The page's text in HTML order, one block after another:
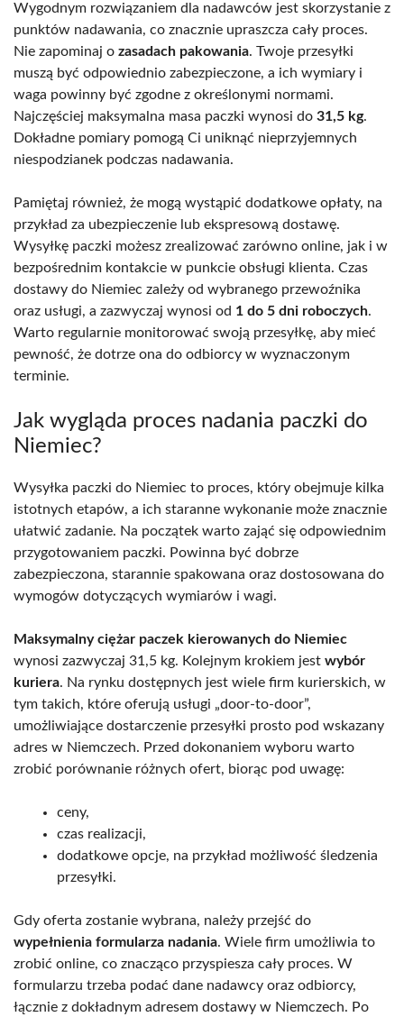
Wygodnym rozwiązaniem dla nadawców jest skorzystanie z
punktów nadawania, co znacznie upraszcza cały proces.
Nie zapominaj o zasadach pakowania. Twoje przesyłki
muszą być odpowiednio zabezpieczone, a ich wymiary i
waga powinny być zgodne z określonymi normami.
Najczęściej maksymalna masa paczki wynosi do 31,5 kg.
Dokładne pomiary pomogą Ci uniknąć nieprzyjemnych
niespodzianek podczas nadawania.
Pamiętaj również, że mogą wystąpić dodatkowe opłaty, na
przykład za ubezpieczenie lub ekspresową dostawę.
Wysyłkę paczki możesz zrealizować zarówno online, jak i w
bezpośrednim kontakcie w punkcie obsługi klienta. Czas
dostawy do Niemiec zależy od wybranego przewoźnika
oraz usługi, a zazwyczaj wynosi od 1 do 5 dni roboczych.
Warto regularnie monitorować swoją przesyłkę, aby mieć
pewność, że dotrze ona do odbiorcy w wyznaczonym
terminie.
Jak wygląda proces nadania paczki do
Niemiec?
Wysyłka paczki do Niemiec to proces, który obejmuje kilka
istotnych etapów, a ich staranne wykonanie może znacznie
ułatwić zadanie. Na początek warto zająć się odpowiednim
przygotowaniem paczki. Powinna być dobrze
zabezpieczona, starannie spakowana oraz dostosowana do
wymogów dotyczących wymiarów i wagi.
Maksymalny ciężar paczek kierowanych do Niemiec
wynosi zazwyczaj 31,5 kg. Kolejnym krokiem jest wybór
kuriera. Na rynku dostępnych jest wiele firm kurierskich, w
tym takich, które oferują usługi „door-to-door”,
umożliwiające dostarczenie przesyłki prosto pod wskazany
adres w Niemczech. Przed dokonaniem wyboru warto
zrobić porównanie różnych ofert, biorąc pod uwagę:
ceny,
czas realizacji,
dodatkowe opcje, na przykład możliwość śledzenia
przesyłki.
Gdy oferta zostanie wybrana, należy przejść do
wypełnienia formularza nadania. Wiele firm umożliwia to
zrobić online, co znacząco przyspiesza cały proces. W
formularzu trzeba podać dane nadawcy oraz odbiorcy,
łącznie z dokładnym adresem dostawy w Niemczech. Po